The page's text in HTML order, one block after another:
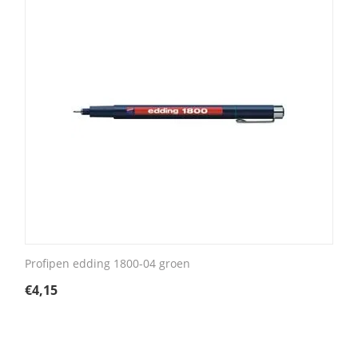
Profipen edding 1800-04 groen
€4,15